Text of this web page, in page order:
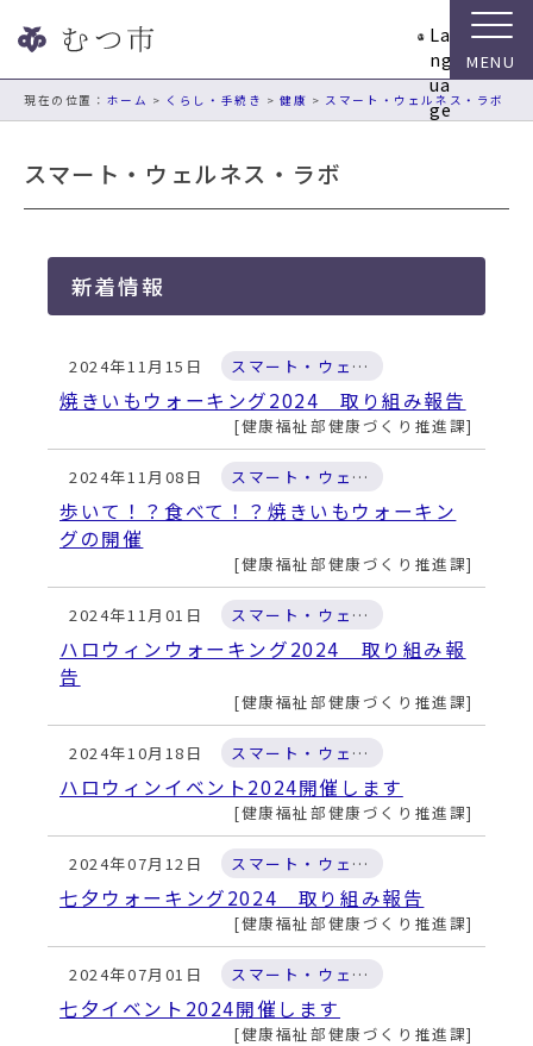
ビ
シ
La
ng
ua
ge
現在の位置： ホーム > くらし・手続き >健康 > スマート・ウェルネス・ラボ
スマート・ウェルネス・ラボ
新着情報
2024年11月15日 スマート・ウェルネス・ラボ
焼きいもウォーキング2024 取り組み報告
健康福祉部健康づくり推進課
2024年11月08日 スマート・ウェルネス・ラボ
歩いて！？食べて！？焼きいもウォーキン
グの開催
健康福祉部健康づくり推進課
2024年11月01日 スマート・ウェルネス・ラボ
ハロウィンウォーキング2024 取り組み報
告
健康福祉部健康づくり推進課
2024年10月18日 スマート・ウェルネス・ラボ
ハロウィンイベント2024開催します
健康福祉部健康づくり推進課
2024年07月12日 スマート・ウェルネス・ラボ
七夕ウォーキング2024 取り組み報告
健康福祉部健康づくり推進課
2024年07月01日 スマート・ウェルネス・ラボ
七夕イベント2024開催します
健康福祉部健康づくり推進課